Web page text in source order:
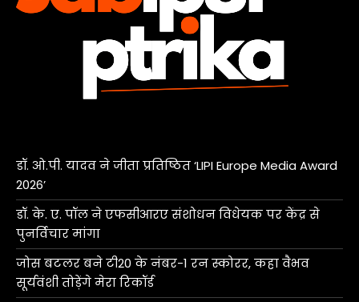
डॉ. ओ.पी. यादव ने जीता प्रतिष्ठित ‘LIPI Europe Media Award
2026’
डॉ. के. ए. पॉल ने एफसीआरए संशोधन विधेयक पर केंद्र से
पुनर्विचार मांगा
जोस बटलर बने टी20 के नंबर-1 रन स्कोरर, कहा वैभव
सूर्यवंशी तोड़ेंगे मेरा रिकॉर्ड